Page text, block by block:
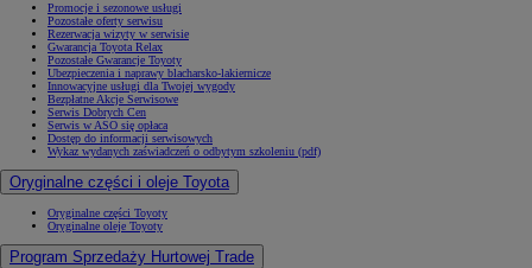
Promocje i sezonowe usługi
Pozostałe oferty serwisu
Rezerwacja wizyty w serwisie
Gwarancja Toyota Relax
Pozostałe Gwarancje Toyoty
Ubezpieczenia i naprawy blacharsko-lakiernicze
Innowacyjne usługi dla Twojej wygody
Bezpłatne Akcje Serwisowe
Serwis Dobrych Cen
Serwis w ASO się opłaca
Dostęp do informacji serwisowych
Wykaz wydanych zaświadczeń o odbytym szkoleniu (pdf)
Oryginalne części i oleje Toyota
Oryginalne części Toyoty
Oryginalne oleje Toyoty
Program Sprzedaży Hurtowej Trade